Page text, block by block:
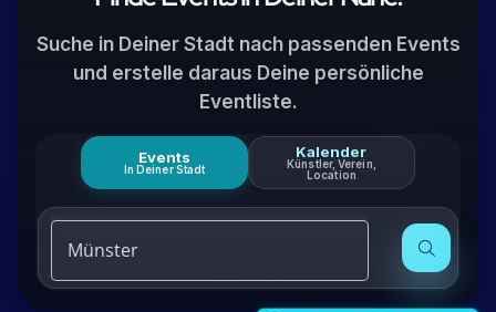
Suche in Deiner Stadt nach passenden Events
und erstelle daraus Deine persönliche
Eventliste.
Events
In Deiner Stadt
Kalender
Künstler, Verein,
Location